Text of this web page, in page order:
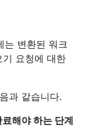
는 변환된 워크
요청에 대한
과 같습니다.
해야 하는 단계